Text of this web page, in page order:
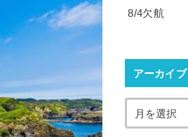
8/4欠航
アーカイブ